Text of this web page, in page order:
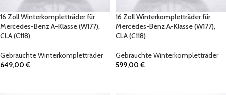
16 Zoll Winterkompletträder für
Mercedes-Benz A-Klasse (W177),
CLA (C118)
Gebrauchte Winterkompletträder
649,00€
16 Zoll Winterkompletträder für
Mercedes-Benz A-Klasse (W177),
CLA (C118)
Gebrauchte Winterkompletträder
599,00€